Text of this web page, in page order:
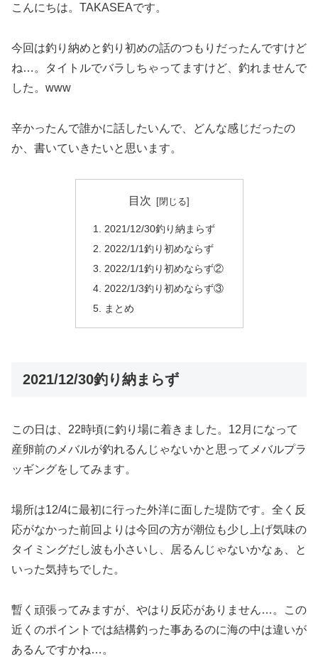
こんにちは。TAKASEAです。
今回は釣り納めと釣り初めの話のつもりだったんですけど
ね…。タイトルでバラしちゃってますけど、釣れませんで
した。www
辛かったんで誰かに話したいんで、どんな感じだったの
か、書いていきたいと思います。
目次
2021/12/30釣り納まらず
2022/1/1釣り初めならず
2022/1/1釣り初めならず②
2022/1/3釣り初めならず③
まとめ
2021/12/30釣り納まらず
この日は、22時頃に釣り場に着きました。12月になって
産卵前のメバルが釣れるんじゃないかと思ってメバルプラ
ッギングをしてみます。
場所は12/4に最初に行った外洋に面した堤防です。全く反
応がなかった前回よりは今回の方が潮位も少し上げ気味の
タイミングだし波も小さいし、居るんじゃないかなぁ、と
いった気持ちでした。
暫く頑張ってみますが、やはり反応がありません…。この
近くのポイントでは結構釣った事あるのに海の中は違いが
あるんですかね…。